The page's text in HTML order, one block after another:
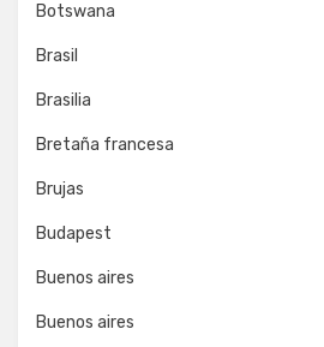
Botswana
Brasil
Brasilia
Bretaña francesa
Brujas
Budapest
Buenos aires
Buenos aires